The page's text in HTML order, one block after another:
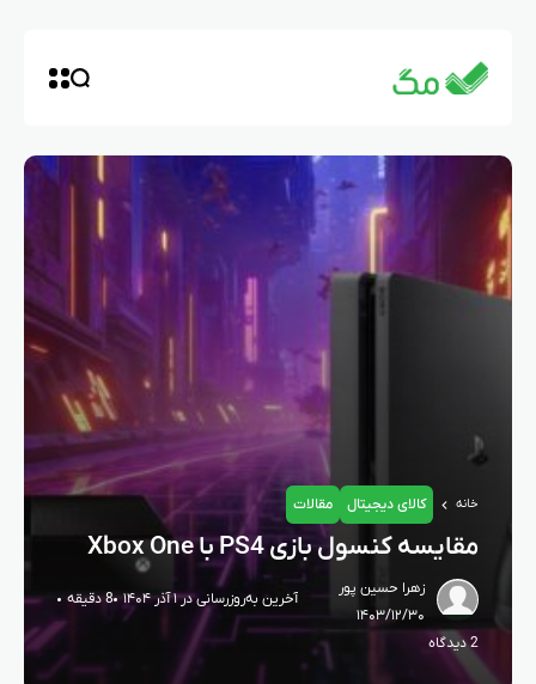
خانه کالای دیجیتال مقالات
مقایسه کنسول بازی PS4 با Xbox One
زهرا حسین پور
۱۴۰۳/۱۲/۳۰
آخرین به‌روزرسانی در ۱ آذر ۱۴۰۴ 8 دقیقه
2 دیدگاه